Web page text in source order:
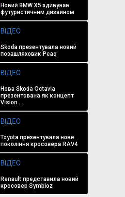
Новий BMW X5 здивував
футуристичним дизайном
ВІДЕО
Skoda презентувала новий
позашляховик Peaq
ВІДЕО
Нова Skoda Octavia
презентована як концепт
Vision ...
ВІДЕО
Toyota презентувала нове
покоління кросовера RAV4
ВІДЕО
Renault представила новий
кросовер Symbioz